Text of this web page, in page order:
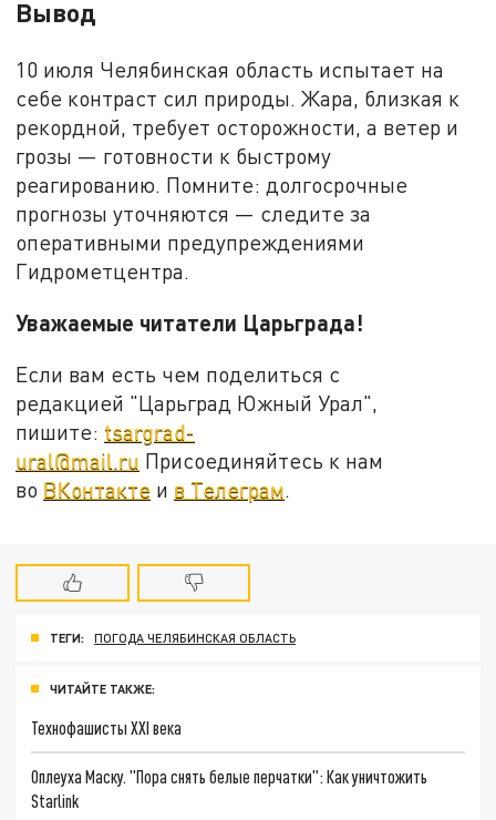
Вывод
10 июля Челябинская область испытает на
себе контраст сил природы. Жара, близкая к
рекордной, требует осторожности, а ветер и
грозы — готовности к быстрому
реагированию. Помните: долгосрочные
прогнозы уточняются — следите за
оперативными предупреждениями
Гидрометцентра.
Уважаемые читатели Царьграда!
Если вам есть чем поделиться с
редакцией "Царьград Южный Урал",
пишите: tsargrad-
ural@mail.ru Присоединяйтесь к нам
во ВКонтакте и в Телеграм
ТЕГИ: ПОГОДА ЧЕЛЯБИНСКАЯ ОБЛАСТЬ
ЧИТАЙТЕ ТАКЖЕ:
Технофашисты XXI века
Оплеуха Маску. "Пора снять белые перчатки": Как уничтожить
Starlink